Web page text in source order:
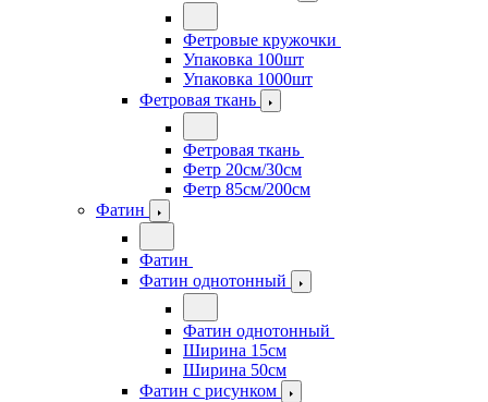
Фетровые кружочки
Упаковка 100шт
Упаковка 1000шт
Фетровая ткань
Фетровая ткань
Фетр 20см/30см
Фетр 85см/200см
Фатин
Фатин
Фатин однотонный
Фатин однотонный
Ширина 15см
Ширина 50см
Фатин с рисунком